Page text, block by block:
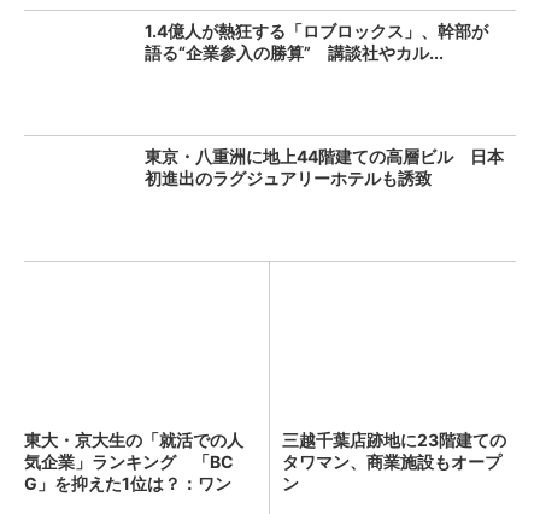
1.4億人が熱狂する「ロブロックス」、幹部が
語る“企業参入の勝算” 講談社やカル...
東京・八重洲に地上44階建ての高層ビル 日本
初進出のラグジュアリーホテルも誘致
東大・京大生の「就活での人
気企業」ランキング 「BC
G」を抑えた1位は？：ワン
三越千葉店跡地に23階建ての
タワマン、商業施設もオープ
ン